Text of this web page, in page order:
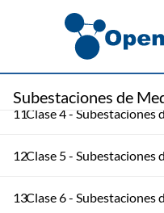
Subestaciones de
Clase 2 -
10Clase 3 -
11Clase 4 -
12Clase 5 -
13Clase 6 -